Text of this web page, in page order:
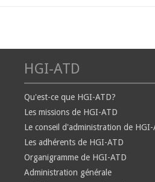
HGI-ATD
Qu'est-ce que HGI-ATD?
Les missions de HGI-ATD
Le conseil d'administration de HGI-
Les adhérents de HGI-ATD
Organigramme de HGI-ATD
Administration générale